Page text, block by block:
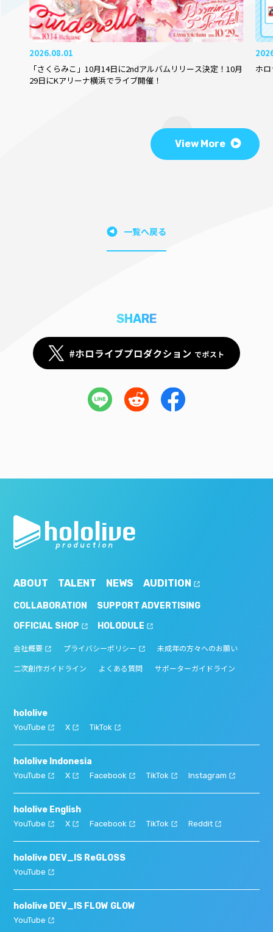
2026.08.01
「さくらみこ」10月14日に2ndアルバムリリース決定！10月
29日にKアリーナ横浜でライブ開催！
ホ
View More
一覧へ戻る
SHARE
ABOUT TALENT NEWS AUDITION
COLLABORATION
SUPPORT ADVERTISING
OFFICIAL SHOP
HOLODULE
会社概要 プライバシーポリシー 未成年の方々へのお願い
二次創作ガイドライン よくある質問 サポーターガイドライン
hololive
YouTube X TikTok
hololive Indonesia
YouTube X Facebook TikTok Instagram
hololive English
YouTube X Facebook TikTok Reddit
hololive DEV_IS ReGLOSS
YouTube
hololive DEV_IS FLOW GLOW
YouTube